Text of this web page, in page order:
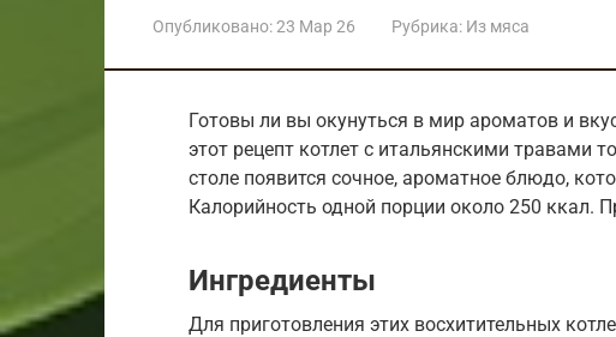
Опубликовано:23 Мар 26 Рубрика: Из мяса
Готовы ли вы окунуться в мир ароматов и
этот рецепт котлет с итальянскими травами
столе появится сочное, ароматное блюдо,
Калорийность одной порции около 250 ккал.
Ингредиенты
Для приготовления этих восхитительных